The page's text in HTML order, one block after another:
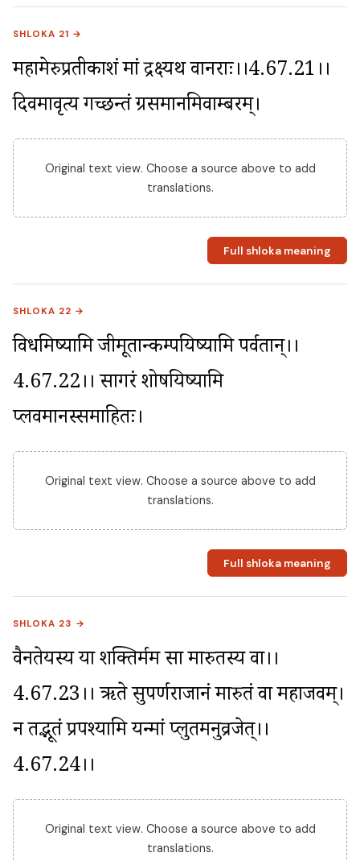
SHLOKA 21 →
महामेरुप्रतीकाशं मां द्रक्ष्यथ वानराः।।4.67.21।।
दिवमावृत्य गच्छन्तं ग्रसमानमिवाम्बरम्।
Original text view. Choose a source above to add
translations.
Full shloka meaning
SHLOKA 22 →
विधमिष्यामि जीमूतान्कम्पयिष्यामि पर्वतान्।।
4.67.22।। सागरं शोषयिष्यामि
प्लवमानस्समाहितः।
Original text view. Choose a source above to add
translations.
Full shloka meaning
SHLOKA 23 →
वैनतेयस्य या शक्तिर्मम सा मारुतस्य वा।।
4.67.23।। ऋते सुपर्णराजानं मारुतं वा महाजवम्।
न तद्भूतं प्रपश्यामि यन्मां प्लुतमनुव्रजेत्।।
4.67.24।।
Original text view. Choose a source above to add
translations.